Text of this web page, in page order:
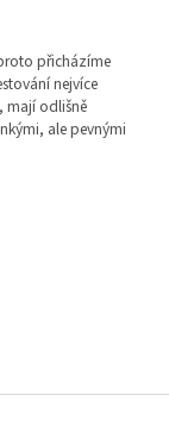
přicházíme
nejvíce
mají odlišně
ale pevnými